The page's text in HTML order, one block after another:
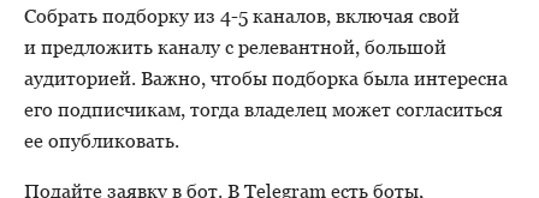
Собрать подборку из 4-5 каналов, включая свой
и предложить каналу с релевантной, большой
аудиторией. Важно, чтобы подборка была интересна
его подписчикам, тогда владелец может согласиться
ее опубликовать.
Подайте заявку в бот. В Telegram есть боты,